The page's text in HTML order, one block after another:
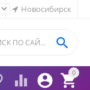
Новосибирск

0



